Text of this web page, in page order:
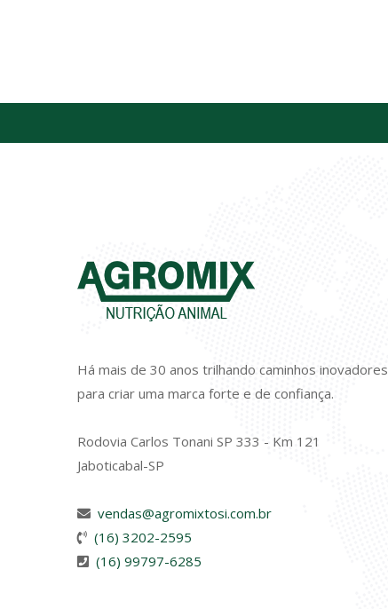
Há mais de 30 anos trilhando caminhos inovadores
para criar uma marca forte e de confiança.
Rodovia Carlos Tonani SP 333 - Km 121
Jaboticabal-SP
vendas@agromixtosi.com.br
(16) 3202-2595
(16) 99797-6285